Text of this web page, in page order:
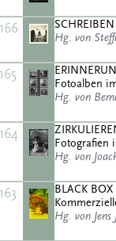
166
Hg. von
165
Fotoalben
Hg. von
164
Fotografien
Hg. von
163
BLACK
Hg. von Jens